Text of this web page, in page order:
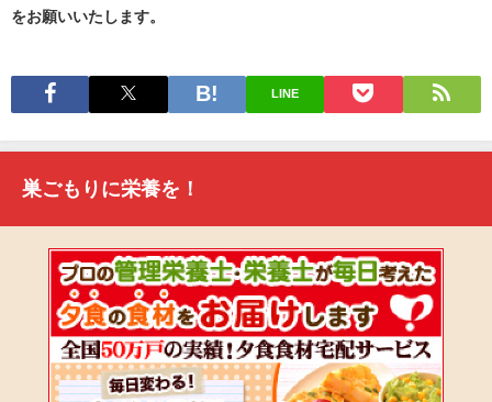
をお願いいたします。
LINE
巣ごもりに栄養を！